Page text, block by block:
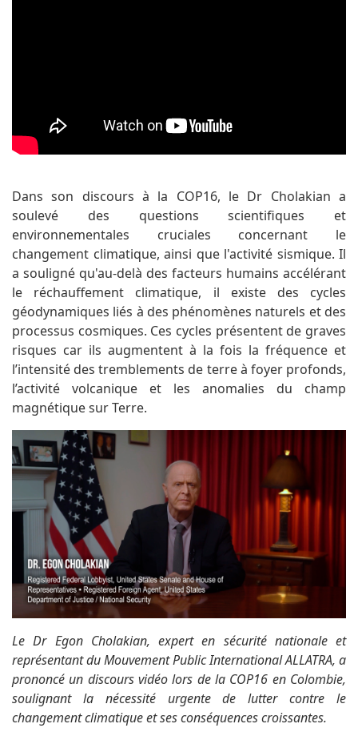
Dans son discours à la COP16, le Dr Cholakian a
soulevé des questions scientifiques et
environnementales cruciales concernant le
changement climatique, ainsi que l'activité sismique. Il
a souligné qu'au-delà des facteurs humains accélérant
le réchauffement climatique, il existe des cycles
géodynamiques liés à des phénomènes naturels et des
processus cosmiques. Ces cycles présentent de graves
risques car ils augmentent à la fois la fréquence et
l’intensité des tremblements de terre à foyer profonds,
l’activité volcanique et les anomalies du champ
magnétique sur Terre.
Le Dr Egon Cholakian, expert en sécurité nationale et
représentant du Mouvement Public International ALLATRA, a
prononcé un discours vidéo lors de la COP16 en Colombie,
soulignant la nécessité urgente de lutter contre le
changement climatique et ses conséquences croissantes.